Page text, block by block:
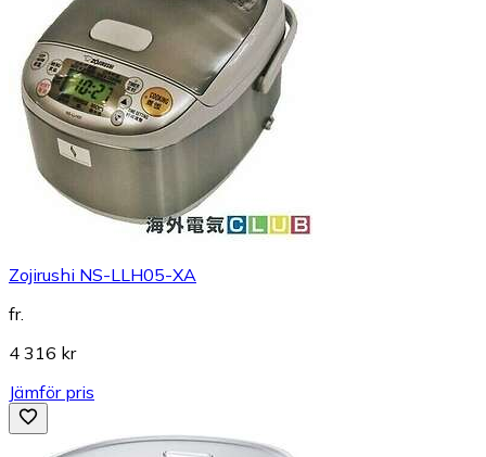
Zojirushi NS-LLH05-XA
fr.
4 316 kr
Jämför pris